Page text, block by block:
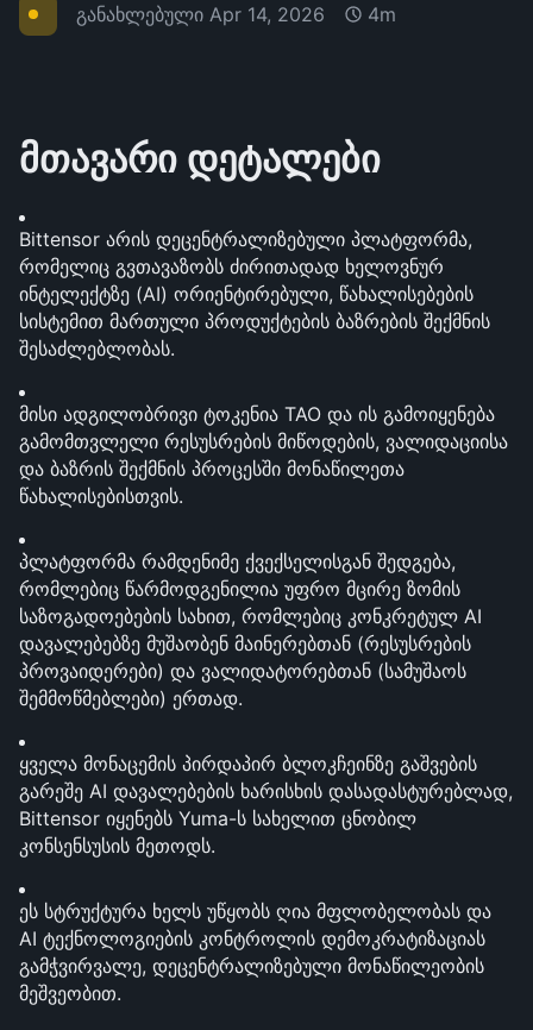
განახლებული Apr 14, 2026 4m
მთავარი დეტალები
Bittensor არის დეცენტრალიზებული პლატფორმა,
რომელიც გვთავაზობს ძირითადად ხელოვნურ
ინტელექტზე (AI) ორიენტირებული, წახალისებების
სისტემით მართული პროდუქტების ბაზრების შექმნის
შესაძლებლობას.
მისი ადგილობრივი ტოკენია TAO და ის გამოიყენება
გამომთვლელი რესუსრების მიწოდების, ვალიდაციისა
და ბაზრის შექმნის პროცესში მონაწილეთა
წახალისებისთვის.
პლატფორმა რამდენიმე ქვექსელისგან შედგება,
რომლებიც წარმოდგენილია უფრო მცირე ზომის
საზოგადოებების სახით, რომლებიც კონკრეტულ AI
დავალებებზე მუშაობენ მაინერებთან (რესუსრების
პროვაიდერები) და ვალიდატორებთან (სამუშაოს
შემმოწმებლები) ერთად.
ყველა მონაცემის პირდაპირ ბლოკჩეინზე გაშვების
გარეშე AI დავალებების ხარისხის დასადასტურებლად,
Bittensor იყენებს Yuma-ს სახელით ცნობილ
კონსენსუსის მეთოდს.
ეს სტრუქტურა ხელს უწყობს ღია მფლობელობას და
AI ტექნოლოგიების კონტროლის დემოკრატიზაციას
გამჭვირვალე, დეცენტრალიზებული მონაწილეობის
მეშვეობით.